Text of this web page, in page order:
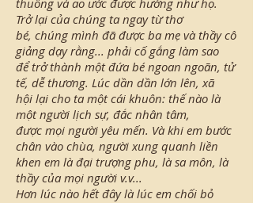
thuồng và ao ước được hưởng như họ.
Trở lại của chúng ta ngay từ thơ
bé, chúng mình đã được ba mẹ và thầy cô
giảng dạy rằng... phải cố gắng làm sao
để trở thành một đứa bé ngoan ngoãn, tử
tế, dễ thương. Lúc dần dần lớn lên, xã
hội lại cho ta một cái khuôn: thế nào là
một người lịch sự, đắc nhân tâm,
được mọi người yêu mến. Và khi em bước
chân vào chùa, người xung quanh liền
khen em là đại trượng phu, là sa môn, là
thầy của mọi người v.v...
Hơn lúc nào hết đây là lúc em chối bỏ